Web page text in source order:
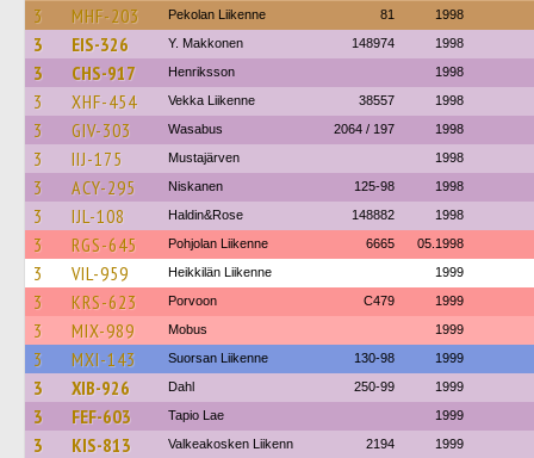
3 MHF-203 Pekolan Liikenne 81 1998
3 EIS-326 Y. Makkonen 148974 1998
3 CHS-917 Henriksson 1998
3 XHF-454 Vekka Liikenne 38557 1998
3 GIV-303 Wasabus 2064 / 197 1998
3 IIJ-175 Mustajärven 1998
3 ACY-295 Niskanen 125-98 1998
3 IJL-108 Haldin&Rose 148882 1998
3 RGS-645 Pohjolan Liikenne 6665 05.1998
3 VIL-959 Heikkilän Liikenne 1999
3 KRS-623 Porvoon C479 1999
3 MIX-989 Mobus 1999
3 MXI-143 Suorsan Liikenne 130-98 1999
3 XIB-926 Dahl 250-99 1999
3 FEF-603 Tapio Lae 1999
3 KIS-813 Valkeakosken Liikenn 2194 1999